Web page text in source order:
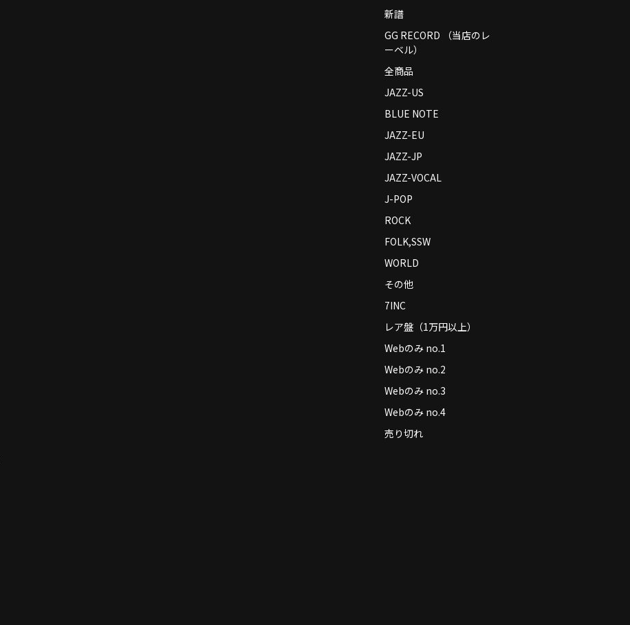
新譜
GG RECORD （当店のレ
ーベル）
全商品
JAZZ-US
BLUE NOTE
JAZZ-EU
JAZZ-JP
JAZZ-VOCAL
J-POP
ROCK
FOLK,SSW
WORLD
その他
7INC
レア盤（1万円以上）
Webのみ no.1
Webのみ no.2
Webのみ no.3
Webのみ no.4
売り切れ